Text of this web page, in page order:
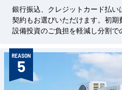
銀行振込、クレジットカード払
契約もお選びいただけます。初期
設備投資のご負担を軽減し分割で
REASON
5